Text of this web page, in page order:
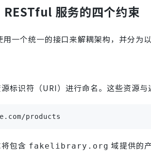
RESTful 服务的四个约束
一个统一的接口来解耦架构，并分为以
标识符（URI）进行命名。这些资源
products
包含 fakelibrary.org 域提供的